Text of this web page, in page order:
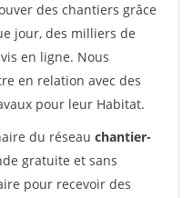
des chantiers grâce
jour, des milliers de
en ligne. Nous
en relation avec des
pour leur Habitat.
du réseau chantier-
gratuite et sans
pour recevoir des